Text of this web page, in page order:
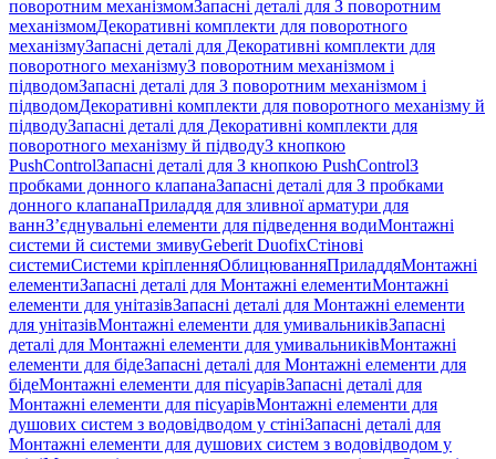
поворотним механізмомЗапасні деталі для З поворотним
механізмомДекоративні комплекти для поворотного
механізмуЗапасні деталі для Декоративні комплекти для
поворотного механізмуЗ поворотним механізмом і
підводомЗапасні деталі для З поворотним механізмом і
підводомДекоративні комплекти для поворотного механізму й
підводуЗапасні деталі для Декоративні комплекти для
поворотного механізму й підводуЗ кнопкою
PushControlЗапасні деталі для З кнопкою PushControlЗ
пробками донного клапанаЗапасні деталі для З пробками
донного клапанаПриладдя для зливної арматури для
ваннЗ’єднувальні елементи для підведення водиМонтажні
системи й системи змивуGeberit DuofixСтінові
системиСистеми кріпленняОблицюванняПриладдяМонтажні
елементиЗапасні деталі для Монтажні елементиМонтажні
елементи для унітазівЗапасні деталі для Монтажні елементи
для унітазівМонтажні елементи для умивальниківЗапасні
деталі для Монтажні елементи для умивальниківМонтажні
елементи для бідеЗапасні деталі для Монтажні елементи для
бідеМонтажні елементи для пісуарівЗапасні деталі для
Монтажні елементи для пісуарівМонтажні елементи для
душових систем з водовідводом у стініЗапасні деталі для
Монтажні елементи для душових систем з водовідводом у